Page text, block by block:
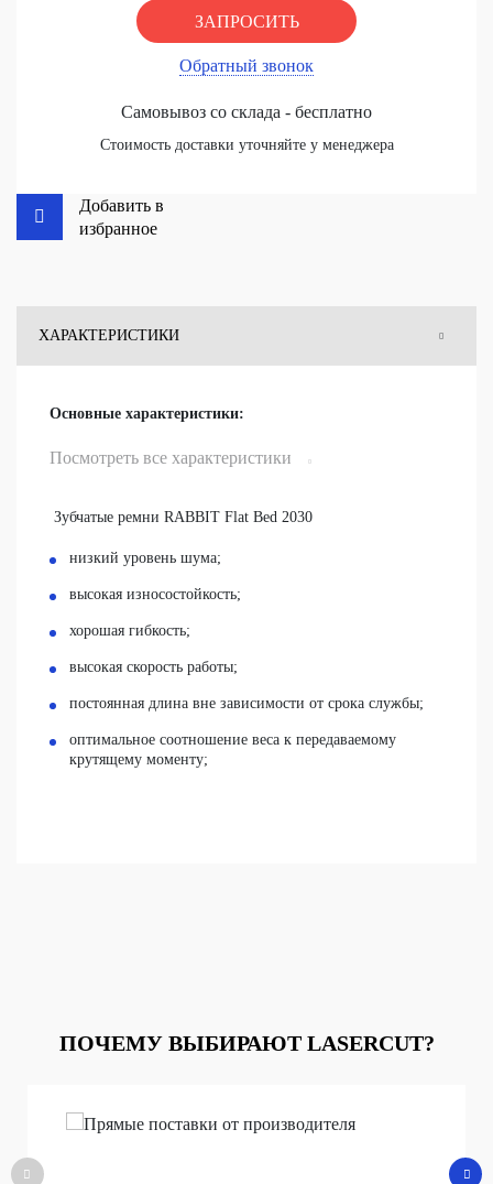
ЗАПРОСИТЬ
Обратный звонок
Самовывоз со склада - бесплатно
Стоимость доставки уточняйте у менеджера
Добавить в
избранное
ХАРАКТЕРИСТИКИ
ВОПРОСЫ
Основные характеристики:
Посмотреть все характеристики
Зубчатые ремни RABBIT Flat Bed 2030
низкий уровень шума;
высокая износостойкость;
хорошая гибкость;
высокая скорость работы;
постоянная длина вне зависимости от срока службы;
оптимальное соотношение веса к передаваемому
крутящему моменту;
ПОЧЕМУ ВЫБИРАЮТ LASERCUT?